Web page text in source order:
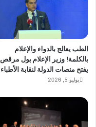
الطب يعالج بالدواء والإعلام
بالكلمة! وزير الإعلام بول مرقص
يفتح منصات الدولة لنقابة الأطباء
يوليو 5, 2026